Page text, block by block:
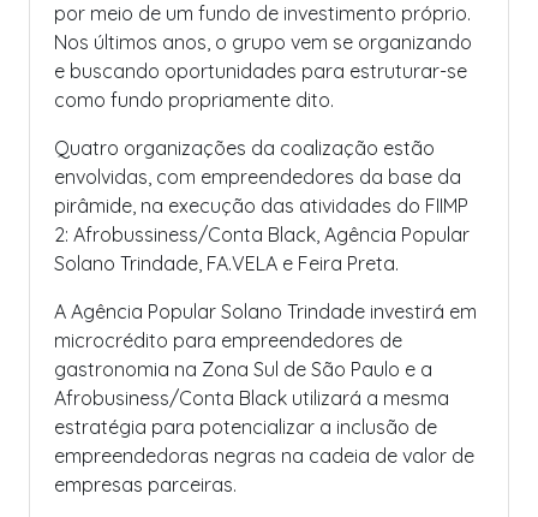
por meio de um fundo de investimento próprio.
Nos últimos anos, o grupo vem se organizando
e buscando oportunidades para estruturar-se
como fundo propriamente dito.
Quatro organizações da coalização estão
envolvidas, com empreendedores da base da
pirâmide, na execução das atividades do FIIMP
2: Afrobussiness/Conta Black, Agência Popular
Solano Trindade, FA.VELA e Feira Preta.
A Agência Popular Solano Trindade investirá em
microcrédito para empreendedores de
gastronomia na Zona Sul de São Paulo e a
Afrobusiness/Conta Black utilizará a mesma
estratégia para potencializar a inclusão de
empreendedoras negras na cadeia de valor de
empresas parceiras.